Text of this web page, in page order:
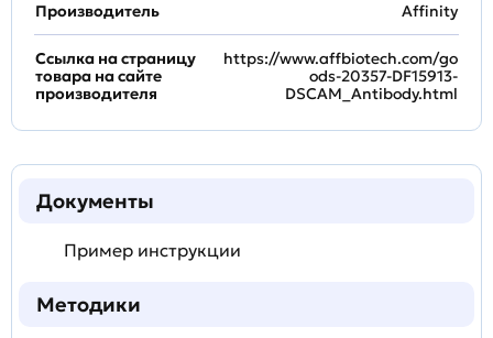
Производитель Affinity
Ссылка на страницу
товара на сайте
производителя
https://www.affbiotech.com/go
ods-20357-DF15913-
DSCAM_Antibody.html
Документы
Пример инструкции
Методики